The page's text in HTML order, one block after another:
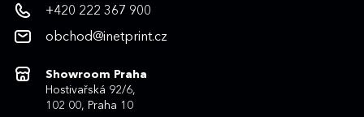
+420 222 367 900
obchod@inetprint.cz
Showroom Praha
Hostivařská 92/6,
102 00, Praha 10